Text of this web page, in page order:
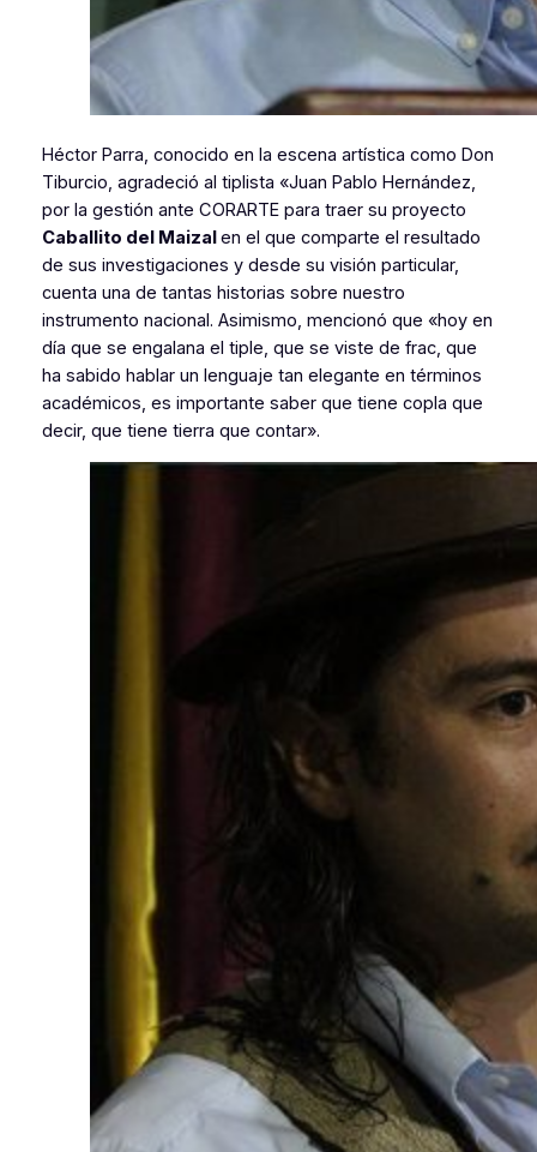
Héctor Parra, conocido en la escena artística como Don
Tiburcio, agradeció al tiplista «Juan Pablo Hernández,
por la gestión ante CORARTE para traer su proyecto
Caballito del Maizalen el que comparte el resultado
de sus investigaciones y desde su visión particular,
cuenta una de tantas historias sobre nuestro
instrumento nacional. Asimismo, mencionó que «hoy en
día que se engalana el tiple, que se viste de frac, que
ha sabido hablar un lenguaje tan elegante en términos
académicos, es importante saber que tiene copla que
decir, que tiene tierra que contar».